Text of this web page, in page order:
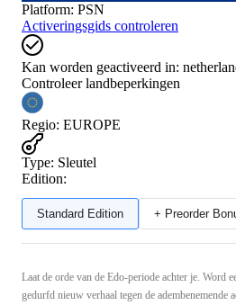
Platform: PSN
Activeringsgids controleren
Kan worden geactiveerd in:
Controleer landbeperkingen
Regio: EUROPE
Type: Sleutel
Edition:
Standard Edition + Preorder
Laat de orde van de Edo-periode achter je. Word
gedurfd nieuw verhaal tegen de adembenemende